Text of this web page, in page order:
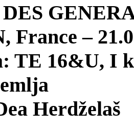
France –
TE 16&U, I
Herdželaš